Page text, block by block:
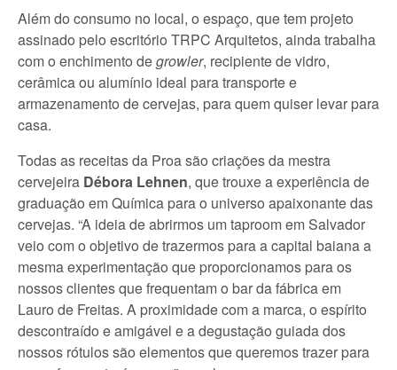
Além do consumo no local, o espaço, que tem projeto
assinado pelo escritório TRPC Arquitetos, ainda trabalha
com o enchimento degrowler, recipiente de vidro,
cerâmica ou alumínio ideal para transporte e
armazenamento de cervejas, para quem quiser levar para
casa.
Todas as receitas da Proa são criações da mestra
cervejeira Débora Lehnen, que trouxe a experiência de
graduação em Química para o universo apaixonante das
cervejas. “A ideia de abrirmos um taproom em Salvador
veio com o objetivo de trazermos para a capital baiana a
mesma experimentação que proporcionamos para os
nossos clientes que frequentam o bar da fábrica em
Lauro de Freitas. A proximidade com a marca, o espírito
descontraído e amigável e a degustação guiada dos
nossos rótulos são elementos que queremos trazer para